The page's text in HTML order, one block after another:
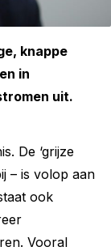
knappe
in
uit.
De ‘grijze
– is volop aan
ook
Vooral